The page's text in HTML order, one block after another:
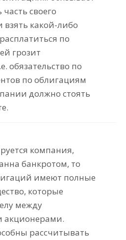
своего
какой-либо
по
грозит
обязательство по
по облигациям
должно стоять
компания,
банкротом, то
имеют полные
которые
между
акционерами.
рассчитывать